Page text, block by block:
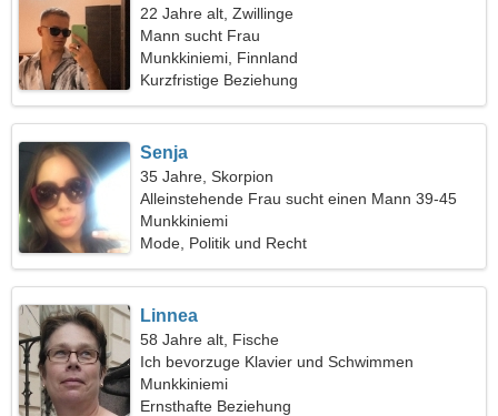
22 Jahre alt, Zwillinge
Mann sucht Frau
Munkkiniemi, Finnland
Kurzfristige Beziehung
Senja
35 Jahre, Skorpion
Alleinstehende Frau sucht einen Mann 39-45
Munkkiniemi
Mode, Politik und Recht
Linnea
58 Jahre alt, Fische
Ich bevorzuge Klavier und Schwimmen
Munkkiniemi
Ernsthafte Beziehung